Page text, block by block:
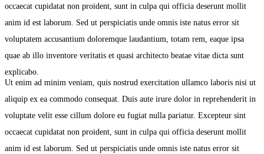
occaecat cupidatat non proident, sunt in culpa qui officia deserunt mollit
anim id est laborum. Sed ut perspiciatis unde omnis iste natus error sit
voluptatem accusantium doloremque laudantium, totam rem, eaque ipsa
quae ab illo inventore veritatis et quasi architecto beatae vitae dicta sunt
explicabo.
Ut enim ad minim veniam, quis nostrud exercitation ullamco laboris nisi ut
aliquip ex ea commodo consequat. Duis aute irure dolor in reprehenderit in
voluptate velit esse cillum dolore eu fugiat nulla pariatur. Excepteur sint
occaecat cupidatat non proident, sunt in culpa qui officia deserunt mollit
anim id est laborum. Sed ut perspiciatis unde omnis iste natus error sit